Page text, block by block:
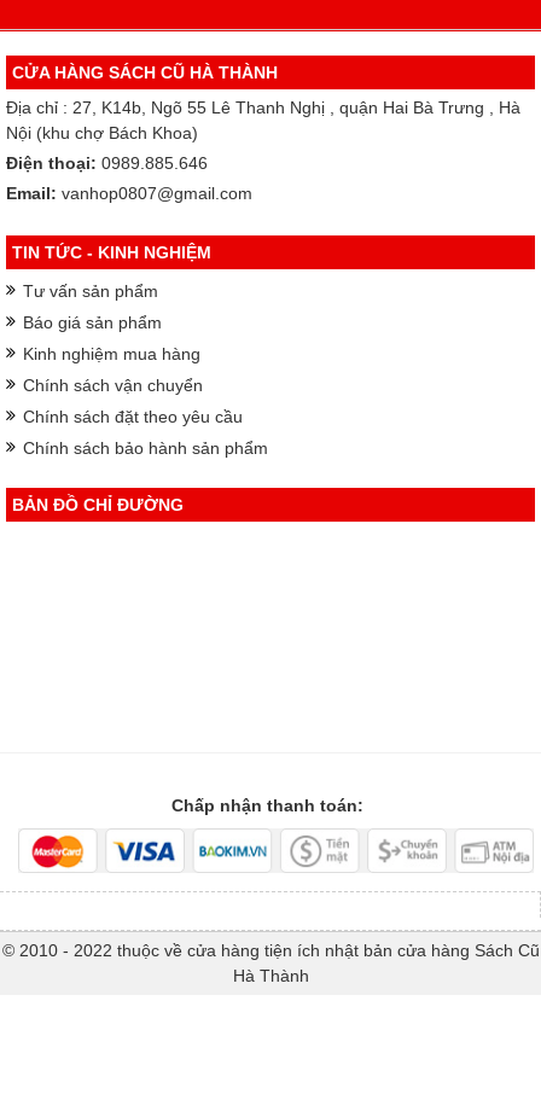
CỬA HÀNG SÁCH CŨ HÀ THÀNH
Địa chỉ : 27, K14b, Ngõ 55 Lê Thanh Nghị , quận Hai Bà Trưng , Hà
Nội (khu chợ Bách Khoa)
Điện thoại: 0989.885.646
Email: vanhop0807@gmail.com
TIN TỨC - KINH NGHIỆM
Tư vấn sản phẩm
Báo giá sản phẩm
Kinh nghiệm mua hàng
Chính sách vận chuyển
Chính sách đặt theo yêu cầu
Chính sách bảo hành sản phẩm
BẢN ĐỒ CHỈ ĐƯỜNG
Chấp nhận thanh toán:
© 2010 - 2022 thuộc về cửa hàng tiện ích nhật bản cửa hàng Sách Cũ
Hà Thành